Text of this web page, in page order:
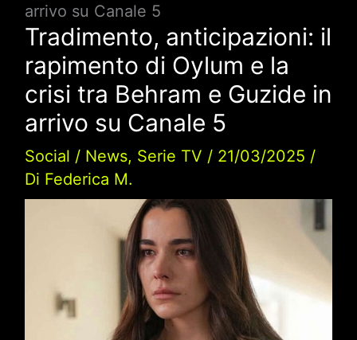
arrivo su Canale 5
Tradimento, anticipazioni: il
rapimento di Oylum e la
crisi tra Behram e Guzide in
arrivo su Canale 5
Social / News, Serie TV / 21/03/2025 /
Di Federica M.